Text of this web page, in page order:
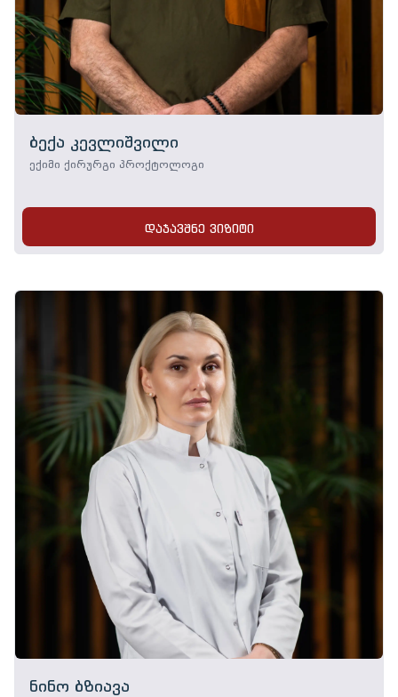
ბექა კევლიშვილი
ექიმი ქირურგი პროქტოლოგი
დაჯავშნე ვიზიტი
ნინო ბზიავა